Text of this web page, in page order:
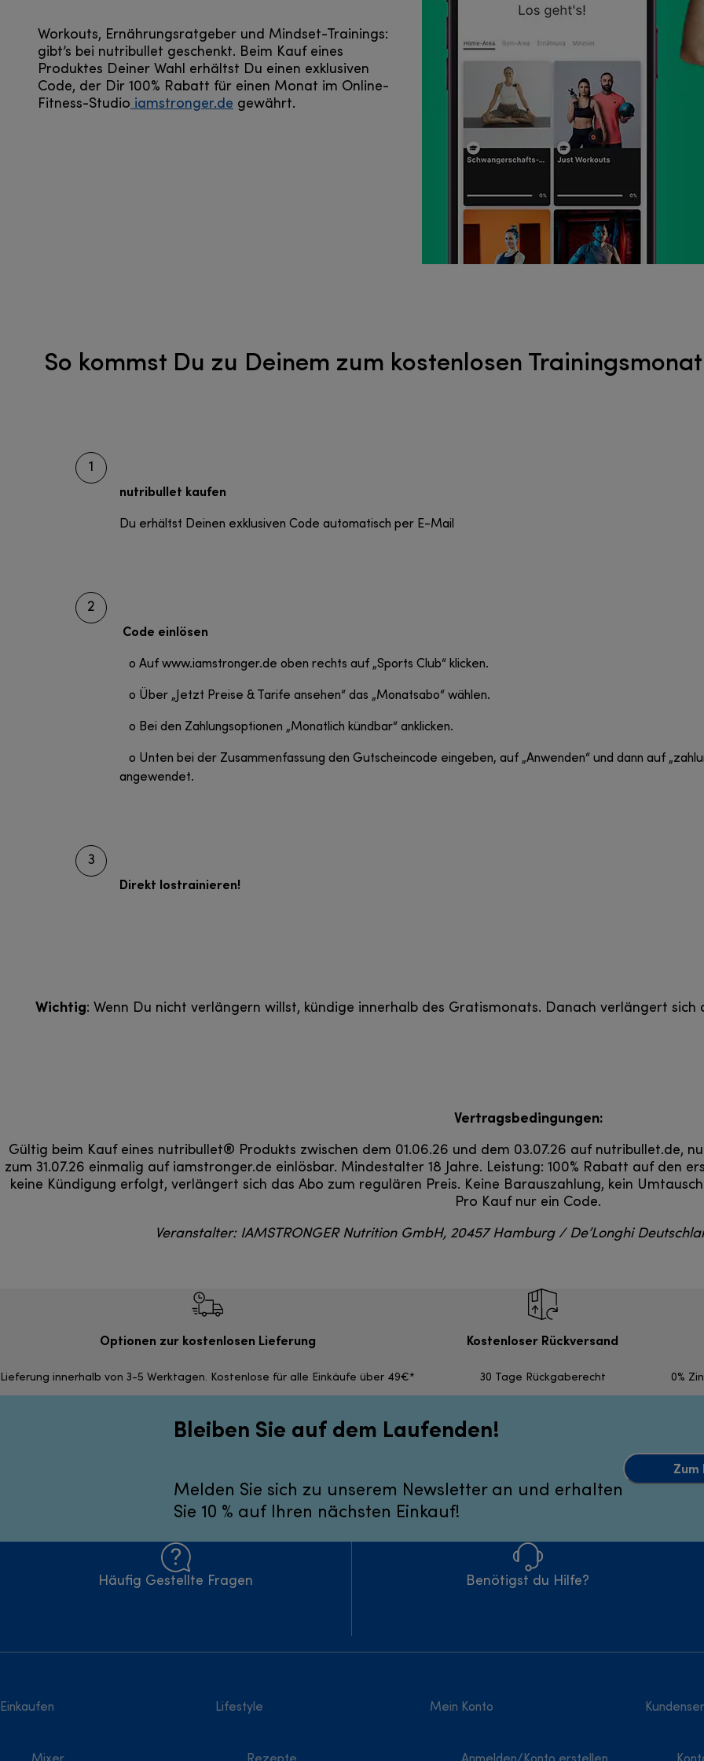
Workouts, Ernährungsratgeber und Mindset-Trainings:
gibt’s bei nutribullet geschenkt. Beim Kauf eines
Produktes Deiner Wahl erhältst Du einen exklusiven
Code, der Dir 100% Rabatt für einen Monat im Online-
Fitness-Studio iamstronger.de gewährt.
So kommst Du zu Deinem zum kostenlosen
1
nutribullet kaufen
Du erhältst Deinen exklusiven Code automatisch per E-Mail
2
Code einlösen
o Auf www.iamstronger.de oben rechts auf „Sports Club“ klicken.
o Über „Jetzt Preise & Tarife ansehen“ das „Monatsabo“ wählen.
o Bei den Zahlungsoptionen „Monatlich kündbar“ anklicken.
o Unten bei der Zusammenfassung den Gutscheincode eingeben, auf „Anwenden“ und dann auf
angewendet.
3
Direkt lostrainieren!
Wichtig: Wenn Du nicht verlängern willst, kündige innerhalb des Gratismonats. Danach verlängert
Vertragsbedingungen:
Gültig beim Kauf eines nutribullet® Produkts zwischen dem 01.06.26 und dem 03.07.26 auf nutribullet.de,
zum 31.07.26 einmalig auf iamstronger.de einlösbar. Mindestalter 18 Jahre. Leistung: 100% Rabatt auf
keine Kündigung erfolgt, verlängert sich das Abo zum regulären Preis. Keine Barauszahlung, kein
Pro Kauf nur ein Code.
Veranstalter: IAMSTRONGER Nutrition GmbH, 20457 Hamburg / De’Longhi
Optionen zur kostenlosen Lieferung
Lieferung innerhalb von 3-5 Werktagen. Kostenlose für alle Einkäufe über 49€*
Kostenloser Rückversand
30 Tage Rückgaberecht 0%
Bleiben Sie auf dem Laufenden!
Melden Sie sich zu unserem Newsletter an und erhalten
Sie 10 % auf Ihren nächsten Einkauf!
Häufig Gestellte Fragen Benötigst du Hilfe?
Einkaufen Lifestyle Mein Konto